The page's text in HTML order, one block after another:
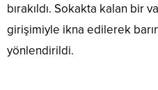
bırakıldı. Sokakta kalan bir
girişimiyle ikna edilerek
yönlendirildi.